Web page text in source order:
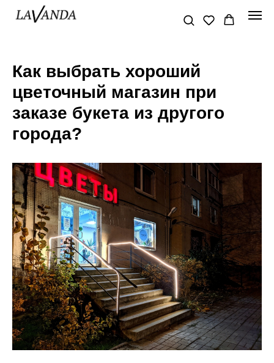
Как выбрать хороший
цветочный магазин при
заказе букета из другого
города?